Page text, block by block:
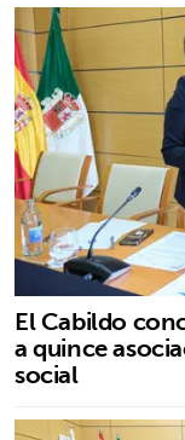
El Cabildo
a quince
social